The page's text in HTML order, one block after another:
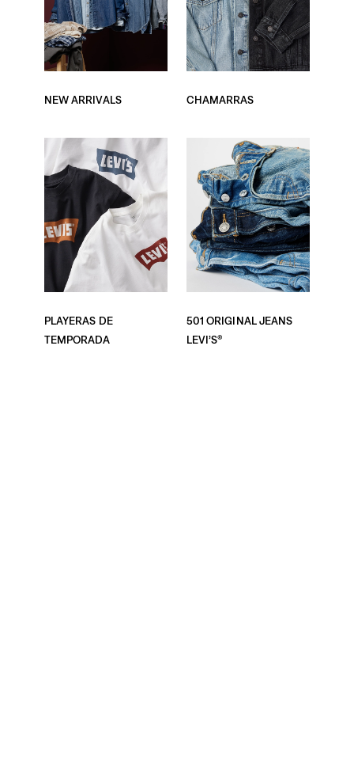
NEW ARRIVALS CHAMARRAS
PLAYERAS DE
TEMPORADA
501 ORIGINAL JEANS
LEVI’S®